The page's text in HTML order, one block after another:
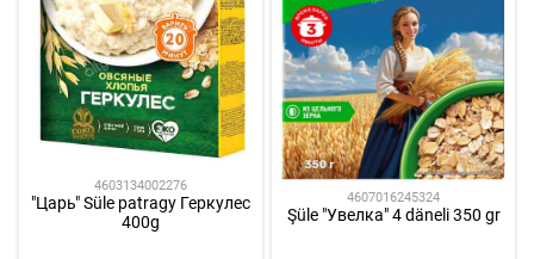
4603134002276
"Царь" Süle patragy Геркулес
400g
4607016245324
Şüle "Увелка" 4 däneli 350 gr